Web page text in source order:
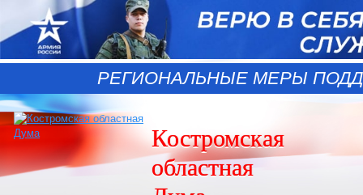
РЕГИОНАЛЬНЫЕ МЕРЫ
Костромская
областная